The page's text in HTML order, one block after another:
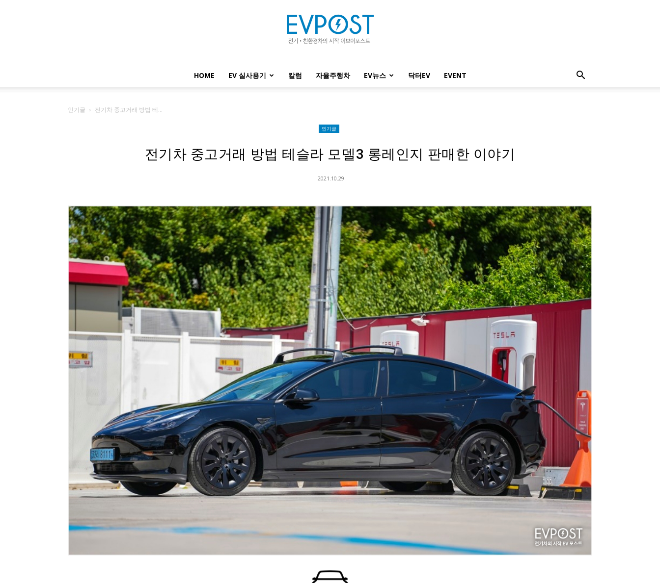
HOME EV 실사용기 칼럼 자율주행차 EV뉴스 닥터EV EVENT
인기글 전기차 중고거래 방법 테...
인기글
전기차 중고거래 방법 테슬라 모델3 롱레인지 판매한 이야기
2021.10.29